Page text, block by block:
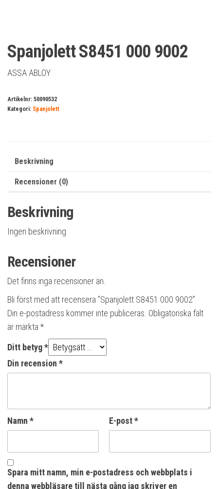
Spanjolett S8451 000 9002
ASSA ABLOY
Artikelnr: 50090532
Kategori: Spanjolett
Beskrivning
Recensioner (0)
Beskrivning
Ingen beskrivning
Recensioner
Det finns inga recensioner än.
Bli först med att recensera ”Spanjolett S8451 000 9002”
Din e-postadress kommer inte publiceras. Obligatoriska fält
är märkta *
Ditt betyg*
Din recension *
Namn * E-post*
Spara mitt namn, min e-postadress och webbplats i
denna webbläsare till nästa gång jag skriver en